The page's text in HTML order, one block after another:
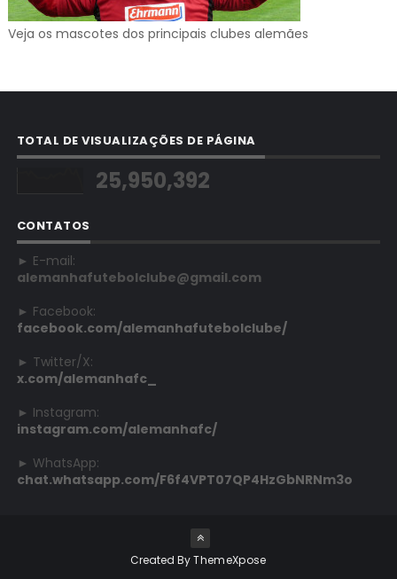
Veja os mascotes dos principais clubes alemães
TOTAL DE VISUALIZAÇÕES DE PÁGINA
25,950,392
CONTATOS
► E-mail:
alemanhafutebolclube@gmail.com
► Facebook:
facebook.com/alemanhafutebolclube/
► Twitter/X:
x.com/alemanhafc_
► Instagram:
instagram.com/alemanhafc/
► WhatsApp:
chat.whatsapp.com/F6f4VPT07QP4HzGbNRNm3o
Created ByThemeXpose